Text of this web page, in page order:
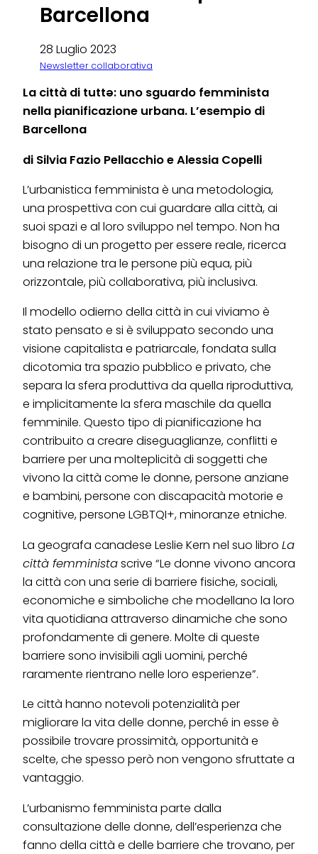
Barcellona
28 Luglio 2023
Newsletter collaborativa
La città di tuttə: uno sguardo femminista
nella pianificazione urbana. L’esempio di
Barcellona
di Silvia Fazio Pellacchio e Alessia Copelli
L’urbanistica femminista è una metodologia,
una prospettiva con cui guardare alla città, ai
suoi spazi e al loro sviluppo nel tempo. Non ha
bisogno di un progetto per essere reale, ricerca
una relazione tra le persone più equa, più
orizzontale, più collaborativa, più inclusiva.
Il modello odierno della città in cui viviamo è
stato pensato e si è sviluppato secondo una
visione capitalista e patriarcale, fondata sulla
dicotomia tra spazio pubblico e privato, che
separa la sfera produttiva da quella riproduttiva,
e implicitamente la sfera maschile da quella
femminile. Questo tipo di pianificazione ha
contribuito a creare diseguaglianze, conflitti e
barriere per una molteplicità di soggetti che
vivono la città come le donne, persone anziane
e bambini, persone con discapacità motorie e
cognitive, persone LGBTQI+, minoranze etniche.
La geografa canadese Leslie Kern nel suo libro La
città femministascrive “Le donne vivono ancora
la città con una serie di barriere fisiche, sociali,
economiche e simboliche che modellano la loro
vita quotidiana attraverso dinamiche che sono
profondamente di genere. Molte di queste
barriere sono invisibili agli uomini, perché
raramente rientrano nelle loro esperienze”.
Le città hanno notevoli potenzialità per
migliorare la vita delle donne, perché in esse è
possibile trovare prossimità, opportunità e
scelte, che spesso però non vengono sfruttate a
vantaggio.
L’urbanismo femminista parte dalla
consultazione delle donne, dell’esperienza che
fanno della città e delle barriere che trovano, per